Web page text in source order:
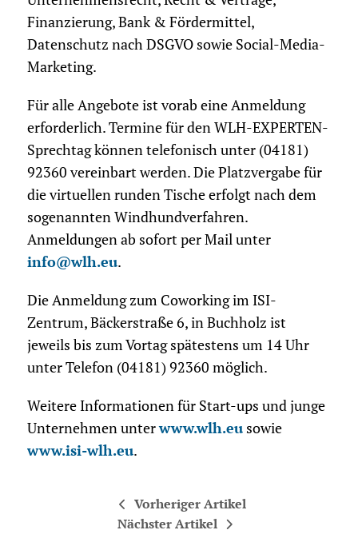
Finanzierung, Bank & Fördermittel,
Datenschutz nach DSGVO sowie Social-Media-
Marketing.
Für alle Angebote ist vorab eine Anmeldung
erforderlich. Termine für den WLH-EXPERTEN-
Sprechtag können telefonisch unter (04181)
92360 vereinbart werden. Die Platzvergabe für
die virtuellen runden Tische erfolgt nach dem
sogenannten Windhundverfahren.
Anmeldungen ab sofort per Mail unter
info@wlh.eu.
Die Anmeldung zum Coworking im ISI-
Zentrum, Bäckerstraße 6, in Buchholz ist
jeweils bis zum Vortag spätestens um 14 Uhr
unter Telefon (04181) 92360 möglich.
Weitere Informationen für Start-ups und junge
Unternehmen unterwww.wlh.eusowie
www.isi-wlh.eu.
Vorheriger Artikel
Nächster Artikel